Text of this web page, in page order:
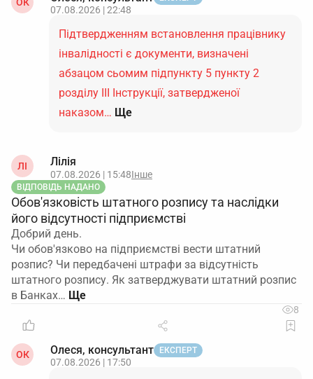
07.08.2026 | 22:48
Підтвердженням встановлення працівнику
інвалідності є документи, визначені
абзацом сьомим підпункту 5 пункту 2
розділу ІІІ Інструкції, затвердженої
наказом… Ще
ЛІ Лілія
07.08.2026 | 15:48Інше
ВІДПОВІДЬ НАДАНО
Обов'язковість штатного розпису та наслідки
його відсутності підприємстві
Добрий день.
Чи обов'язково на підприємстві вести штатний
розпис? Чи передбачені штрафи за відсутність
штатного розпису. Як затверджувати штатний розпис
в Банках…
8
ОК Олеся, консультант ЕКСПЕРТ
07.08.2026 | 17:50